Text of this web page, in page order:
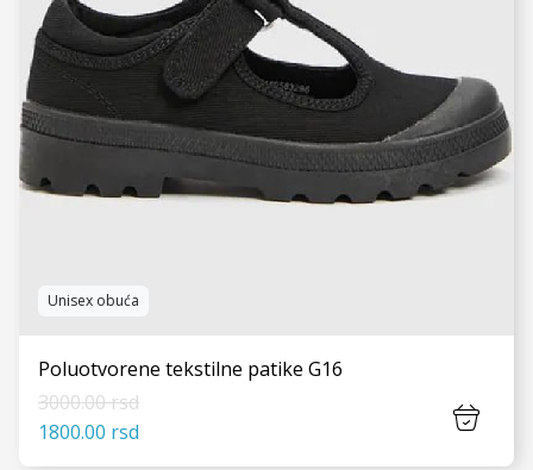
Unisex obuća
Poluotvorene tekstilne patike G16
3000.00 rsd
1800.00 rsd